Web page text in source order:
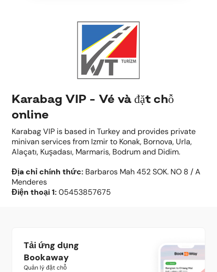
Karabag VIP - Vé và đặt chỗ
online
Karabag VIP is based in Turkey and provides private
minivan services from Izmir to Konak, Bornova, Urla,
Alaçatı, Kuşadası, Marmaris, Bodrum and Didim.
Địa chỉ chính thức: Barbaros Mah 452 SOK. NO 8 / A
Menderes
Điện thoại1:05453857675
Tải ứng dụng
Bookaway
Quản lý đặt chỗ